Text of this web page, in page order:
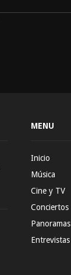
MENU
Inicio
Música
Cine y TV
Conciertos
Panoramas
Entrevistas